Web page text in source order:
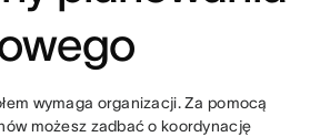
wymaga organizacji. Za pomocą
możesz zadbać o koordynację